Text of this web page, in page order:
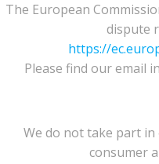
The European
dispute
https://
Please find our email
We do not take part
consumer